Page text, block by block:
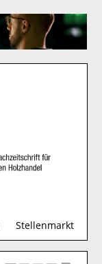
Stellenmarkt
u
c